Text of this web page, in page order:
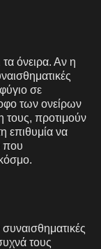
τα όνειρα. Αν η
σε
των ονείρων
τους, προτιμούν
επιθυμία να
που
τους